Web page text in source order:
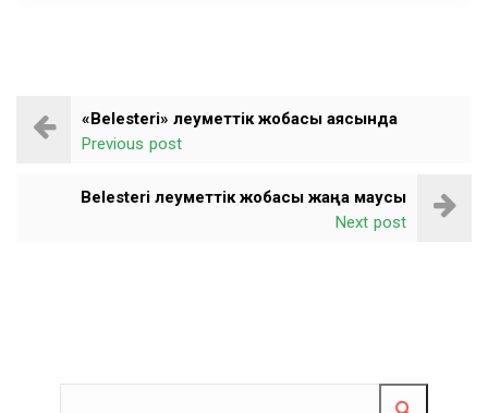
«Belesteri» әлеуметтік жобасы аясында
Previous post
Belesteri әлеуметтік жобасы жаңа маусы
Next post